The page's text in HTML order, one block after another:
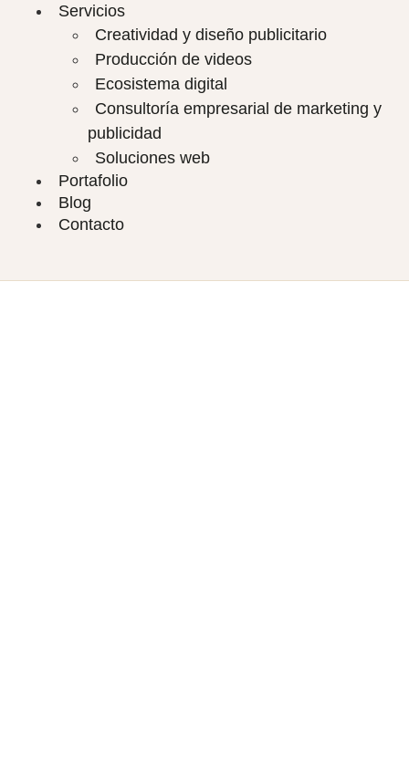
Servicios
Creatividad y diseño publicitario
Producción de videos
Ecosistema digital
Consultoría empresarial de marketing y
publicidad
Soluciones web
Portafolio
Blog
Contacto